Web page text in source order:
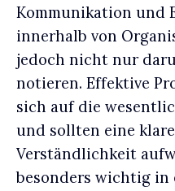
Kommunikation und
innerhalb von
jedoch nicht nur
notieren. Effektive
sich auf die
und sollten eine
Verständlichkeit
besonders wichtig in